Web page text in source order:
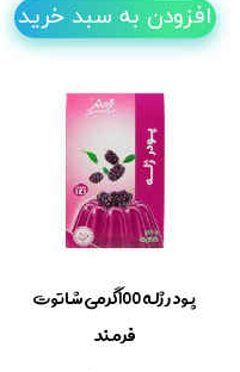
افزودن به سبد خرید
پودر ژله 100گرمی شاتوت
فرمند